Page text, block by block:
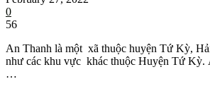
0
56
An Thanh là một xã thuộc huyện Tứ Kỳ,
như các khu vực khác thuộc Huyện Tứ Kỳ.
…